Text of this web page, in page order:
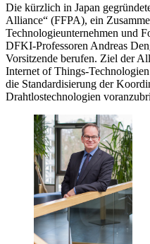
Die kürzlich in Japan
Alliance“ (FFPA), ein
Technologieunternehmen und
DFKI-Professoren Andreas
Vorsitzende berufen. Ziel der
Internet of Things-
die Standardisierung der
Drahtlostechnologien